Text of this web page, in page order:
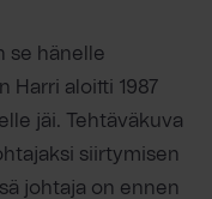
se hänelle
Harri aloitti 1987
jäi. Tehtäväkuva
siirtymisen
johtaja on ennen